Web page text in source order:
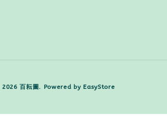
百耘圖. Powered by EasyStore